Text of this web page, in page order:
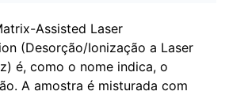
Assisted Laser
(Desorção/Ionização a Laser
é, como o nome indica, o
A amostra é misturada com